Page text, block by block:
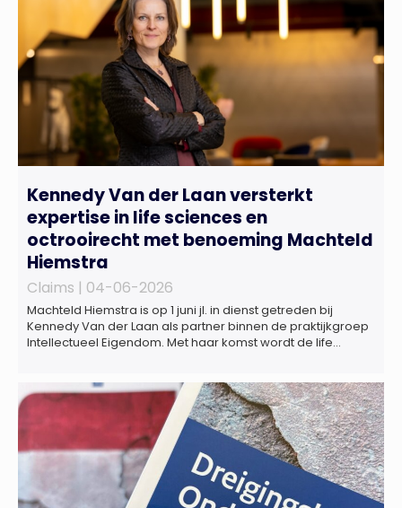
Kennedy Van der Laan versterkt
expertise in life sciences en
octrooirecht met benoeming Machteld
Hiemstra
Claims | 04-06-2026
Machteld Hiemstra is op 1 juni jl. in dienst getreden bij
Kennedy Van der Laan als partner binnen de praktijkgroep
Intellectueel Eigendom. Met haar komst wordt de life
gespecialiseerd in nationale en internationale wet- en
regelgeving relevant voor de life sciences sector en de […]